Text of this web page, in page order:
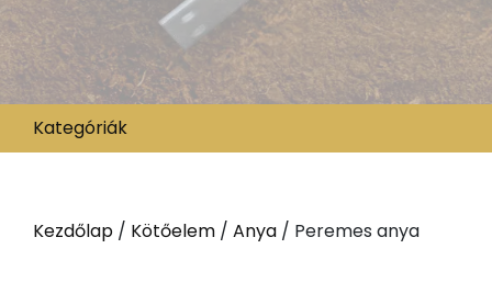
Kategóriák
Kezdőlap / Kötőelem / Anya / Peremes anya